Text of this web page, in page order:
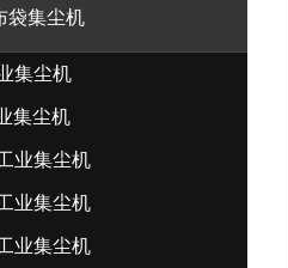
袋集尘机
集尘机
集尘机
业集尘机
业集尘机
业集尘机